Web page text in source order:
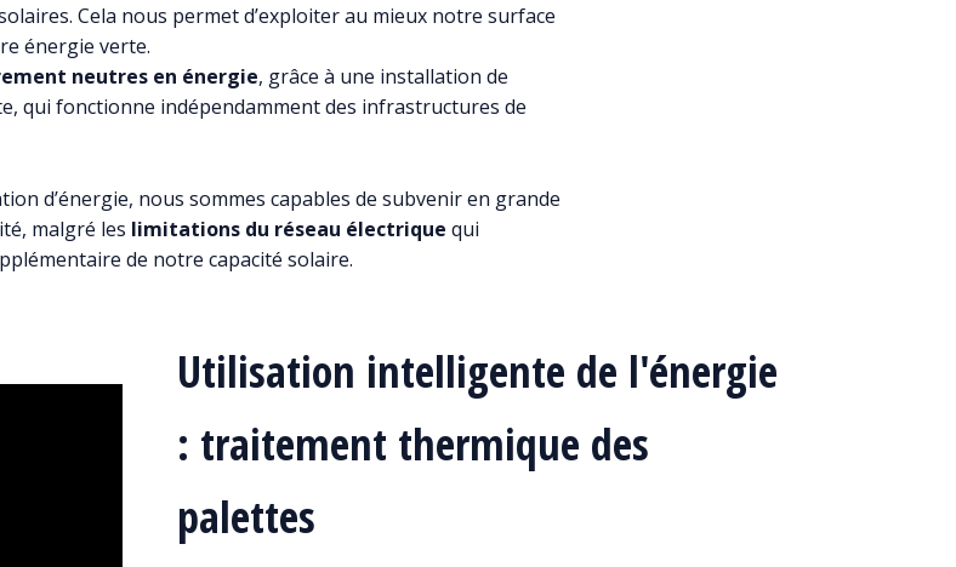
Cela nous permet d’exploiter au mieux notre surface
énergie verte.
neutres en énergie, grâce à une installation de
qui fonctionne indépendamment des infrastructures de
d’énergie, nous sommes capables de subvenir en grande
malgré les limitations du réseau électrique qui
de notre capacité solaire.
Utilisation intelligente de l'énergie
: traitement thermique des
palettes